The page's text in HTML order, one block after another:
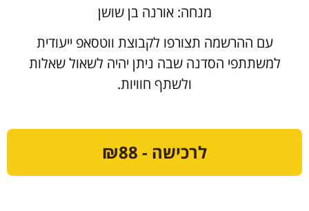
מנחה: אורנה בן שושן
עם ההרשמה תצורפו לקבוצת ווטסאפ ייעודית
למשתתפי הסדנה שבה ניתן יהיה לשאול שאלות
ולשתף חוויות.
לרכישה - ₪88